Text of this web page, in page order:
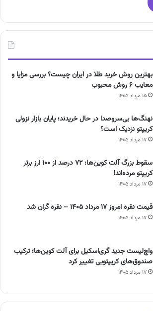
بهترین روش خرید طلا در ایران چیست؟ بررسی مزایا و
معایب ۶ روش محبوب
۱۵ مرداد ۱۴۰۵
نهنگ‌ها بی‌سروصدا در حال خریدند؛ پایان بازار نزولی
کریپتو نزدیک است؟
۱۷ مرداد ۱۴۰۵
سقوط بزرگ آلت کوین‌ها: ۷۲ درصد از ۱۰۰ ارز برتر
کریپتو مرده‌اند!
۱۷ مرداد ۱۴۰۵
قیمت نقره امروز ۱۷ مرداد ۱۴۰۵ – نقره گران شد
۱۷ مرداد ۱۴۰۵
واچ‌لیست جدید گری‌اسکیل برای آلت کوین‌ها؛ ترکیب
صندوق‌های کریپتویی تغییر کرد
۱۷ مرداد ۱۴۰۵